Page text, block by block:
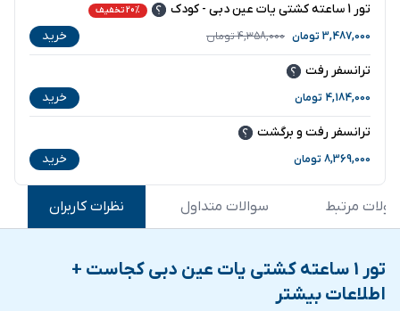
تور 1 ساعته کشتی یات عین دبی - کودک 20% تخفیف
3,487,000 تومان 4,358,000تومان خرید
ترانسفر رفت
4,184,000 تومان خرید
ترانسفر رفت و برگشت
8,369,000 تومان خرید
مرتبط سوالات متداول نظرات کاربران
تور 1 ساعته کشتی یات عین دبی کجاست +
اطلاعات بیشتر